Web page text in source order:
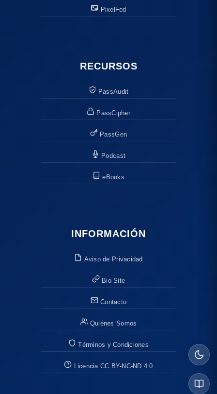
PixelFed
RECURSOS
PassAudit
PassCipher
PassGen
Podcast
eBooks
INFORMACIÓN
Aviso de Privacidad
Bio Site
Contacto
Quiénes Somos
Términos y Condiciones
Licencia CC BY-NC-ND 4.0